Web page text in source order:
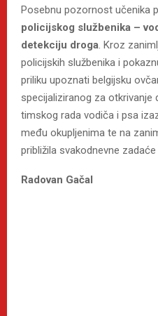
Posebnu pozornost učenika
policijskog službenika –
detekciju droga. Kroz
policijskih službenika i
priliku upoznati belgijsku
specijaliziranog za otkrivanje
timskog rada vodiča i psa
među okupljenima te na
približila svakodnevne
Radovan Gačal